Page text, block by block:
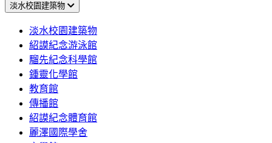
淡水校園建築物
淡水校園建築物
紹謨紀念游泳館
騮先紀念科學館
鍾靈化學館
教育館
傳播館
紹謨紀念體育館
麗澤國際學舍